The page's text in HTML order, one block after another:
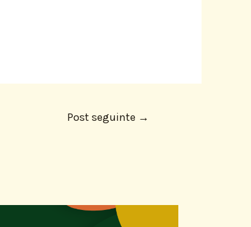
Post seguinte →